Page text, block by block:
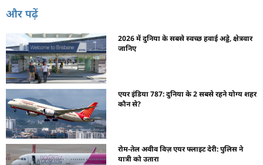
और पढ़ें
2026 में दुनिया के सबसे स्वच्छ हवाई अड्डे, क्षेत्रवार
जानिए
एयर इंडिया 787: दुनिया के 2 सबसे रहने योग्य शहर
कौन से?
रोम-तेल अवीव विज़ एयर फ्लाइट देरी: पुलिस ने
यात्री को उतारा